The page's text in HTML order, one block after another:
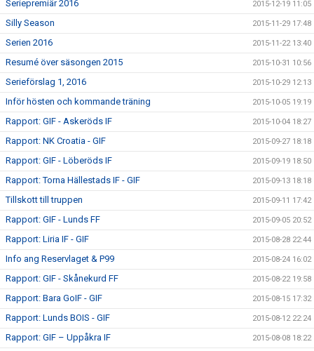
Seriepremiär 2016 2015-12-19 11:05
Silly Season 2015-11-29 17:48
Serien 2016 2015-11-22 13:40
Resumé över säsongen 2015 2015-10-31 10:56
Serieförslag 1, 2016 2015-10-29 12:13
Inför hösten och kommande träning 2015-10-05 19:19
Rapport: GIF - Askeröds IF 2015-10-04 18:27
Rapport: NK Croatia - GIF 2015-09-27 18:18
Rapport: GIF - Löberöds IF 2015-09-19 18:50
Rapport: Torna Hällestads IF - GIF 2015-09-13 18:18
Tillskott till truppen 2015-09-11 17:42
Rapport: GIF - Lunds FF 2015-09-05 20:52
Rapport: Liria IF - GIF 2015-08-28 22:44
Info ang Reservlaget & P99 2015-08-24 16:02
Rapport: GIF - Skånekurd FF 2015-08-22 19:58
Rapport: Bara GoIF - GIF 2015-08-15 17:32
Rapport: Lunds BOIS - GIF 2015-08-12 22:24
Rapport: GIF – Uppåkra IF 2015-08-08 18:22